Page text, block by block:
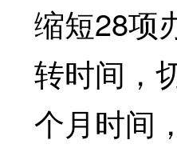
缩短28项
转时间，
个月时间